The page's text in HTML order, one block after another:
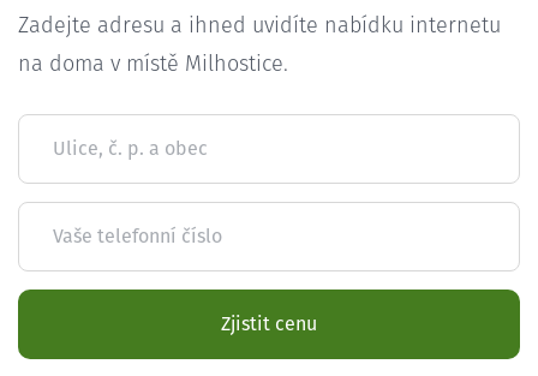
Zadejte adresu a ihned uvidíte nabídku internetu
na doma v místě Milhostice.
Ulice, č. p. a obec
Vaše telefonní číslo
Zjistit cenu